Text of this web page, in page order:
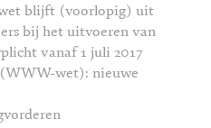
blijft (voorlopig) uit
bij het uitvoeren van
vanaf 1 juli 2017
(WWW-wet): nieuwe